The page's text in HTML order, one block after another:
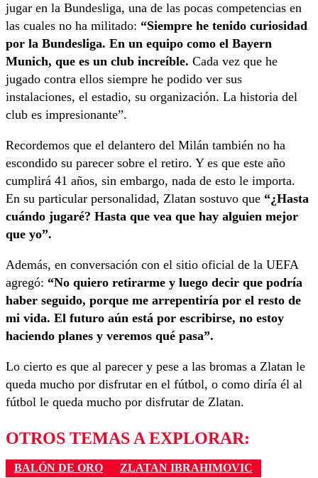
jugar en la Bundesliga, una de las pocas competencias en
las cuales no ha militado: “Siempre he tenido curiosidad
por la Bundesliga. En un equipo como el Bayern
Munich, que es un club increíble. Cada vez que he
jugado contra ellos siempre he podido ver sus
instalaciones, el estadio, su organización. La historia del
club es impresionante”.
Recordemos que el delantero del Milán también no ha
escondido su parecer sobre el retiro. Y es que este año
cumplirá 41 años, sin embargo, nada de esto le importa.
En su particular personalidad, Zlatan sostuvo que “¿Hasta
cuándo jugaré? Hasta que vea que hay alguien mejor
que yo”.
Además, en conversación con el sitio oficial de la UEFA
agregó: “No quiero retirarme y luego decir que podría
haber seguido, porque me arrepentiría por el resto de
mi vida. El futuro aún está por escribirse, no estoy
haciendo planes y veremos qué pasa”.
Lo cierto es que al parecer y pese a las bromas a Zlatan le
queda mucho por disfrutar en el fútbol, o como diría él al
fútbol le queda mucho por disfrutar de Zlatan.
OTROS TEMAS A EXPLORAR:
BALÓN DE ORO ZLATAN IBRAHIMOVIC